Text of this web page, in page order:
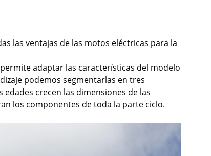
las ventajas de las motos eléctricas para la
adaptar las características del modelo
podemos segmentarlas en tres
edades crecen las dimensiones de las
los componentes de toda la parte ciclo.